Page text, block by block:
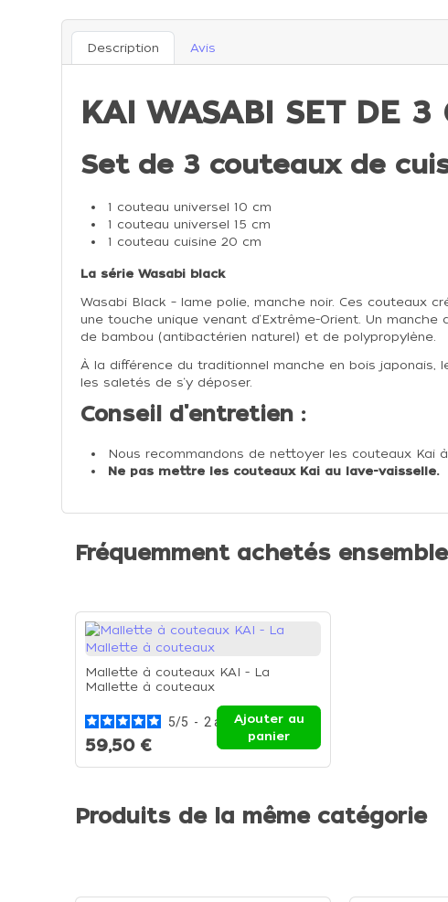
Description Avis
KAI WASABI SET DE 3
Set de 3 couteaux de
1 couteau universel 10 cm
1 couteau universel 15 cm
1 couteau cuisine 20 cm
La série Wasabi black
Wasabi Black – lame polie, manche noir. Ces couteaux
une touche unique venant d‘Extrême-Orient. Un
de bambou (antibactérien naturel) et de polypropylène.
À la différence du traditionnel manche en bois japonais,
les saletés de s‘y déposer.
Conseil d'entretien :
Nous recommandons de nettoyer les couteaux Kai
Ne pas mettre les couteaux Kai au lave-vaisselle.
Fréquemment achetés ensemble
Mallette à couteaux KAI - La
Mallette à couteaux
5/5 - 2 avis
59,50 €
Ajouter au
panier
Produits de la même catégorie